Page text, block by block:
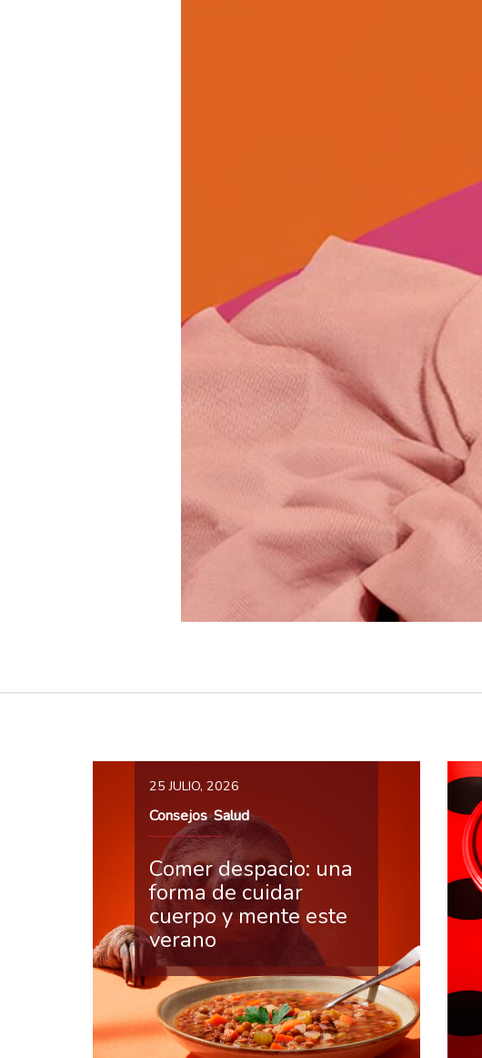
25 JULIO, 2026
Consejos,Salud
Comer despacio: una
forma de cuidar
cuerpo y mente este
verano